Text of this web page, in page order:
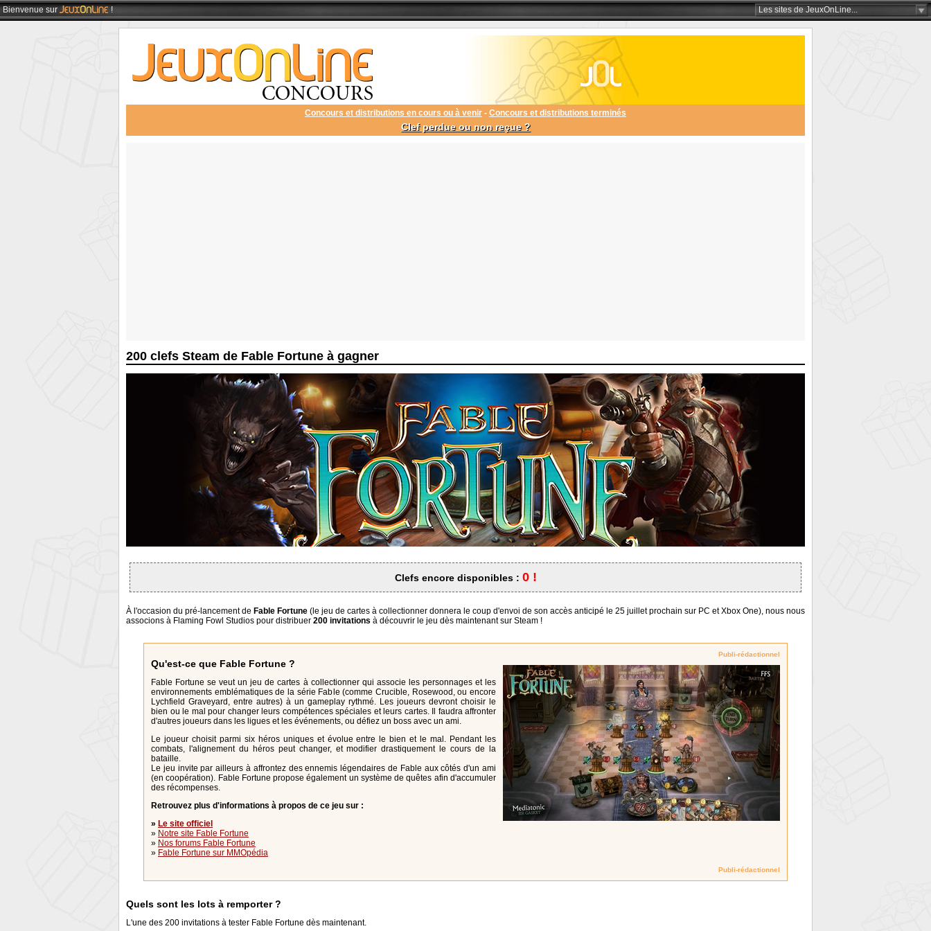
Bienvenue sur ! Les sites de JeuxOnLine...
Concours et distributions en cours ou à venir - Concours et distributions terminés
Clef perdue ou non reçue ?
200 clefs Steam de Fable Fortune à gagner
Clefs encore disponibles : 0 !
À l'occasion du pré-lancement de Fable Fortune (le jeu de cartes à collectionner donnera le coup d'envoi de son accès anticipé le 25 juillet prochain sur PC et Xbox One), nous nous
associons à Flaming Fowl Studios pour distribuer 200 invitations à découvrir le jeu dès maintenant sur Steam !
Publi-rédactionnel
Qu'est-ce que Fable Fortune ?
Fable Fortune se veut un jeu de cartes à collectionner qui associe les personnages et les
environnements emblématiques de la série Fable (comme Crucible, Rosewood, ou encore
Lychfield Graveyard, entre autres) à un gameplay rythmé. Les joueurs devront choisir le
bien ou le mal pour changer leurs compétences spéciales et leurs cartes. Il faudra affronter
d'autres joueurs dans les ligues et les événements, ou défiez un boss avec un ami.
Le joueur choisit parmi six héros uniques et évolue entre le bien et le mal. Pendant les
combats, l'alignement du héros peut changer, et modifier drastiquement le cours de la
bataille.
Le jeu invite par ailleurs à affrontez des ennemis légendaires de Fable aux côtés d'un ami
(en coopération). Fable Fortune propose également un système de quêtes afin d'accumuler
des récompenses.
Retrouvez plus d'informations à propos de ce jeu sur :
» Le site officiel
» Notre site Fable Fortune
» Nos forums Fable Fortune
» Fable Fortune sur MMOpédia
Publi-rédactionnel
Quels sont les lots à remporter ?
L'une des 200 invitations à tester Fable Fortune dès maintenant.